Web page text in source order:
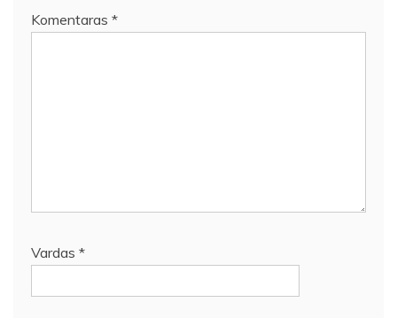
Komentaras *
Vardas *